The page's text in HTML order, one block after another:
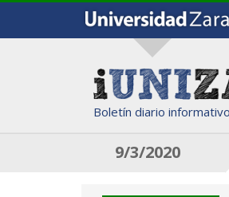
Boletín diario
9/3/2020